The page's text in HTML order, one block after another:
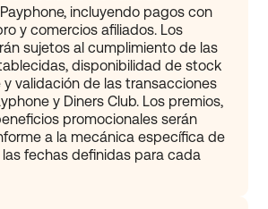
incluyendo pagos con
y comercios afiliados. Los
sujetos al cumplimiento de las
disponibilidad de stock
validación de las transacciones
y Diners Club. Los premios,
promocionales serán
a la mecánica específica de
las fechas definidas para cada